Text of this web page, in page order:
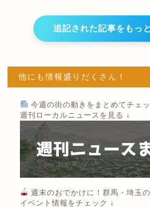
追記された記事をもっ
他にも情報盛りだくさん！
今週の街の動きをまとめてチェ
週刊ローカルニュースを見る ↓
週末のおでかけに！群馬・埼玉
イベント情報をチェック ↓